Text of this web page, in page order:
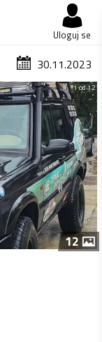
Uloguj se
30.11.2023
1 od 12
12